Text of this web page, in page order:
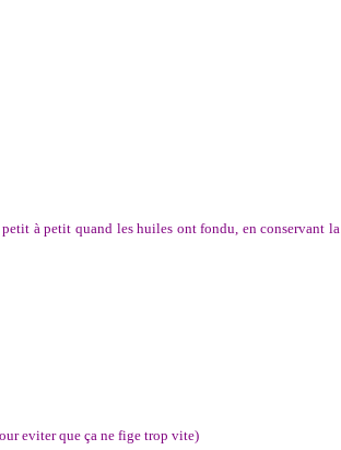
à petit quand les huiles ont fondu, en conservant la
eviter que ça ne fige trop vite)